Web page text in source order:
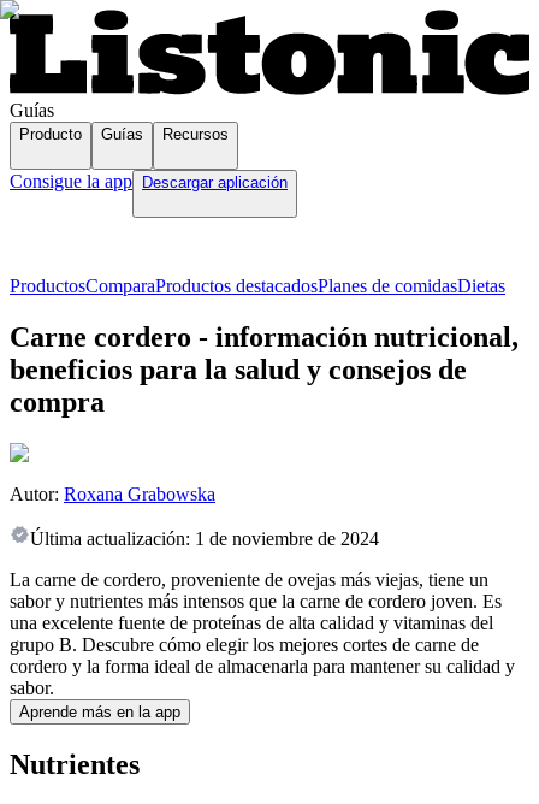
Guías
Producto Guías Recursos
Consigue la app Descargar aplicación
ProductosComparaProductos destacadosPlanes de comidasDietas
Carne cordero - información nutricional,
beneficios para la salud y consejos de
compra
Autor: Roxana Grabowska
Última actualización: 1 de noviembre de 2024
La carne de cordero, proveniente de ovejas más viejas, tiene un
sabor y nutrientes más intensos que la carne de cordero joven. Es
una excelente fuente de proteínas de alta calidad y vitaminas del
grupo B. Descubre cómo elegir los mejores cortes de carne de
cordero y la forma ideal de almacenarla para mantener su calidad y
sabor.
Aprende más en la app
Nutrientes